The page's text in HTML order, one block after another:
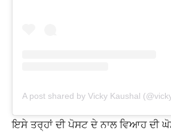
A post shared by Vicky Kaushal
ਇਸੇ ਤਰ੍ਹਾਂ ਦੀ ਪੋਸਟ ਦੇ ਨਾਲ ਵਿਆਹ ਦੀ